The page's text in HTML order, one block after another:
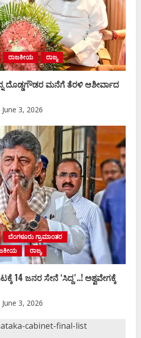
ರಾಜಕೀಯ ರಾಜ್ಯ
ದೊಡ್ಡಗೌಡರ ಮನೆಗೆ ತೆರಳಿ ಆಶೀರ್ವಾದ
June 3, 2026
ಬೆಂಗಳೂರು ಗ್ರಾಮಾಂತರ
ರಾಜ್ಯ
14 ಜನರ ಸೇನೆ ʻಸಿದ್ದʼ..! ಅಶ್ವವೇಗಕ್ಕೆ
June 3, 2026